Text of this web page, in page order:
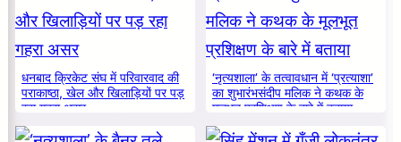
धनबाद क्रिकेट संघ में परिवारवाद की
पराकाष्ठा, खेल और खिलाड़ियों पर पड़
रहा गहरा असर
‘नृत्यशाला’ के तत्वावधान में ‘प्रत्याशा’
का शुभारंभसंदीप मलिक ने कथक के
मूलभूत प्रशिक्षण के बारे में बताया